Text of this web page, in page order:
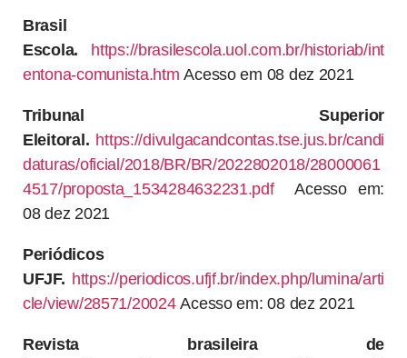
Brasil
Escola.
https://brasilescola.uol.com.br/historiab/int
entona-comunista.htm Acesso em 08 dez 2021
Tribunal Superior
Eleitoral. https://divulgacandcontas.tse.jus.br/candi
daturas/oficial/2018/BR/BR/2022802018/28000061
4517/proposta_1534284632231.pdfAcesso em:
08 dez 2021
Periódicos
UFJF. https://periodicos.ufjf.br/index.php/lumina/arti
cle/view/28571/20024Acesso em: 08 dez 2021
Revista brasileira de